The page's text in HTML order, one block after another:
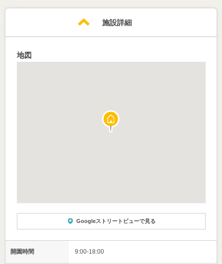
施設詳細
地図
Googleストリートビューで見る
開園時間 9:00-18:00